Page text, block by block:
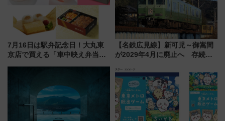
7月16日は駅弁記念日！大丸東
京店で買える「車中映え弁当」
【名鉄広見線】新可児～御嵩間
が2029年4月に廃止へ 存続協